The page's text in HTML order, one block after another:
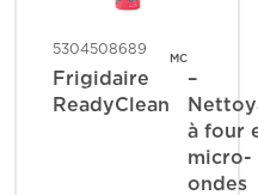
5304508689
Frigidaire
ReadyClean
MC
–
à four
micro-
ondes